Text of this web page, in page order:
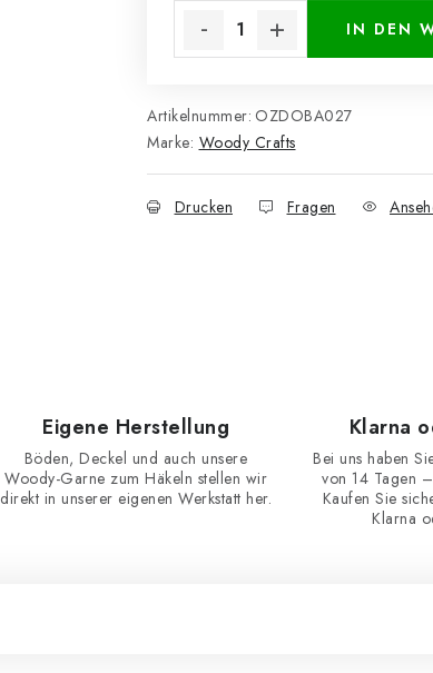
IN DEN
Artikelnummer: OZDOBA027
Marke: Woody Crafts
Drucken Fragen
Eigene Herstellung
Böden, Deckel und auch unsere
Woody-Garne zum Häkeln stellen wir
direkt in unserer eigenen Werkstatt her.
Klarna
Bei uns haben
von 14 Tagen
Kaufen Sie
Klarna